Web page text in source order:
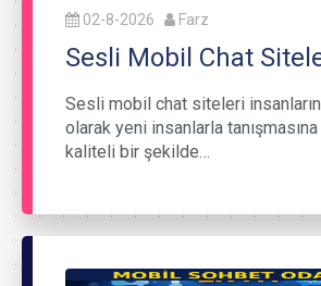
02-8-2026 Farz
Sesli Mobil Chat
Sesli mobil chat siteleri
olarak yeni insanlarla
kaliteli bir şekilde…